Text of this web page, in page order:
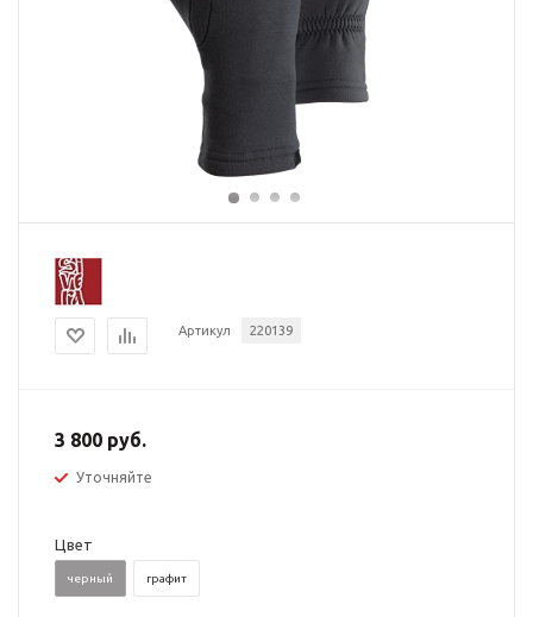
Артикул 220139
3 800 руб.
Уточняйте
Цвет
черный графит